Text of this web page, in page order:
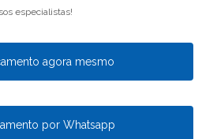
especialistas!
agora mesmo
por Whatsapp